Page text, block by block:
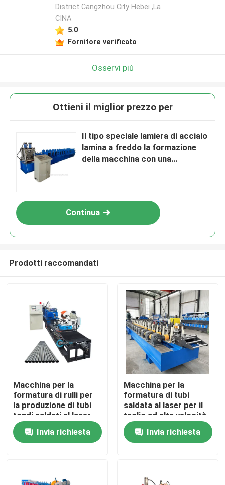
Casa
Circa noi
District Cangzhou City Hebei ,La
CINA
5.0
Fornitore verificato
Osservi più
Ottieni il miglior prezzo per
Il tipo speciale lamiera di acciaio
lamina a freddo la formazione
della macchina con una
Continua
Prodotti raccomandati
Macchina per la
formatura di rulli per
la produzione di tubi
tondi saldati al laser
zincati a profilo
d'acciaioInvia richiesta
Macchina per la
formatura di tubi
saldata al laser per il
taglio ad alta velocità
e senza interruzioni di
profili in acciaio
20x20-40x40mm
Invia richiesta